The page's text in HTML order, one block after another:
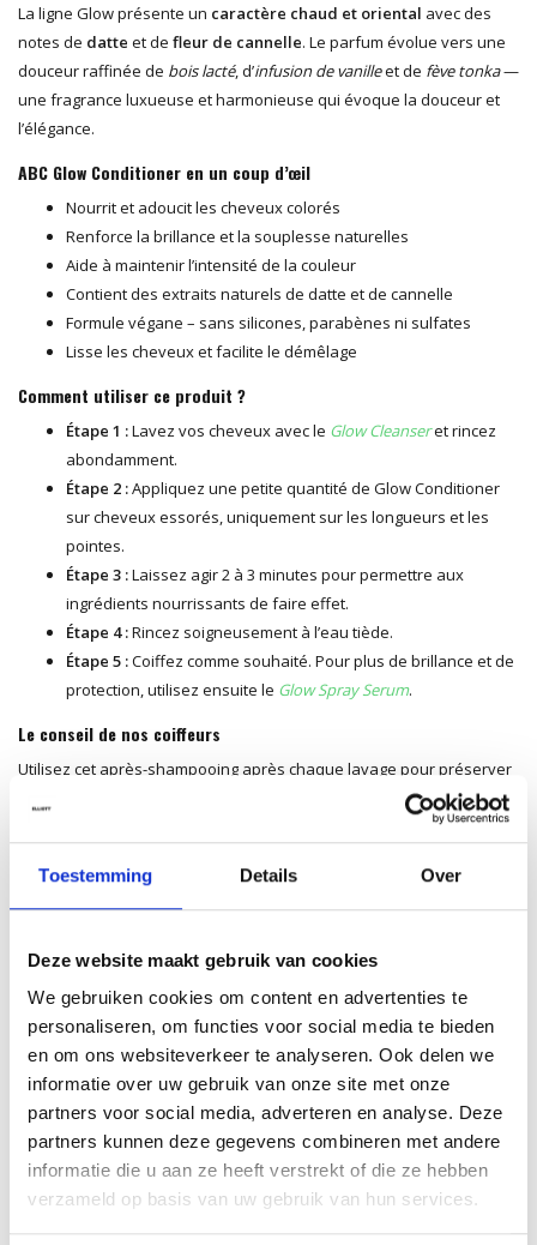
Toestemming Details Over
Deze website maakt gebruik van cookies
We gebruiken cookies om content en advertenties te
personaliseren, om functies voor social media te bieden
en om ons websiteverkeer te analyseren. Ook delen we
informatie over uw gebruik van onze site met onze
partners voor social media, adverteren en analyse. Deze
partners kunnen deze gegevens combineren met andere
informatie die u aan ze heeft verstrekt of die ze hebben
verzameld op basis van uw gebruik van hun services.
La ligne Glow présente un caractère chaud et oriental avec des
notes de datte et de fleur de cannelle. Le parfum évolue vers une
douceur raffinée de bois lacté, d’infusion de vanilleet de fève tonka—
une fragrance luxueuse et harmonieuse qui évoque la douceur et
l’élégance.
ABC Glow Conditioner en un coup d’œil
Nourrit et adoucit les cheveux colorés
Renforce la brillance et la souplesse naturelles
Aide à maintenir l’intensité de la couleur
Contient des extraits naturels de datte et de cannelle
Formule végane – sans silicones, parabènes ni sulfates
Lisse les cheveux et facilite le démêlage
Comment utiliser ce produit ?
Étape 1 :Lavez vos cheveux avec le Glow Cleanseret rincez
abondamment.
Étape 2 :Appliquez une petite quantité de Glow Conditioner
sur cheveux essorés, uniquement sur les longueurs et les
pointes.
Étape 3 :Laissez agir 2 à 3 minutes pour permettre aux
ingrédients nourrissants de faire effet.
Étape 4 :Rincez soigneusement à l’eau tiède.
Étape 5 :Coiffez comme souhaité. Pour plus de brillance et de
protection, utilisez ensuite le Glow Spray Serum.
Le conseil de nos coiffeurs
Utilisez cet après-shampooing après chaque lavage pour préserver
l’intensité de votre couleur. Démêlez doucement avec un peigne à
larges dents afin de bien répartir le produit et d’éviter la formation
soin plus profond et une brillance renforcée.
Aqua (Water, Eau), Cetearyl Alcohol, Behentrimonium Chloride,
Helianthus Annuus (Sunflower) Seed Oil, Isopropyl Myristate,
Distearoylethyl Dimonium Chloride, Propylene Glycol, Cetrimonium
Chloride, Panthenol, Sodium Benzoate, Potassium Sorbate, Citric
Acid, Parfum (Fragrance), Phoenix Dactylifera (Date) Fruit Extract,
Cinnamomum Zeylanicum Bark Extract, Benzyl Alcohol, Linalool,
Limonene.*
*Les ingrédients et l’emballage peuvent être modifiés. Veuillez
toujours consulter l’étiquette du produit pour les informations les plus